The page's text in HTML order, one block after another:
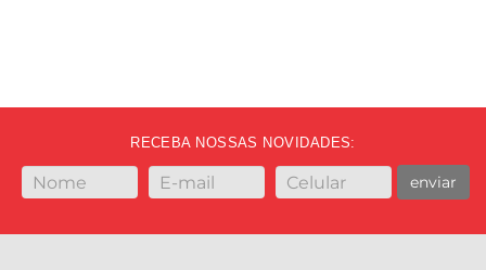
RECEBA NOSSAS NOVIDADES:
enviar